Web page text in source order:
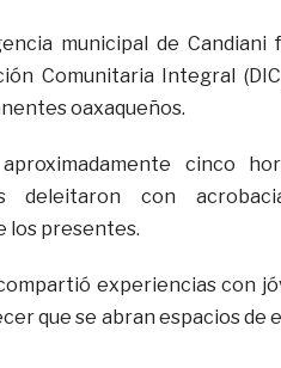
municipal de
Comunitaria Integral
oaxaqueños.
cinco
deleitaron con
los presentes.
experiencias con
que se abran espacios de